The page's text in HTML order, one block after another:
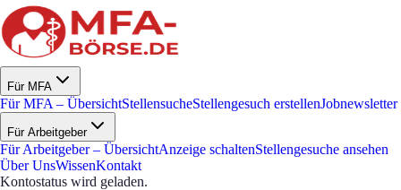
Für MFA
Für MFA – ÜbersichtStellensucheStellengesuch erstellenJobnewsletter
Für Arbeitgeber
Für Arbeitgeber – ÜbersichtAnzeige schaltenStellengesuche ansehen
Über UnsWissenKontakt
Kontostatus wird geladen.